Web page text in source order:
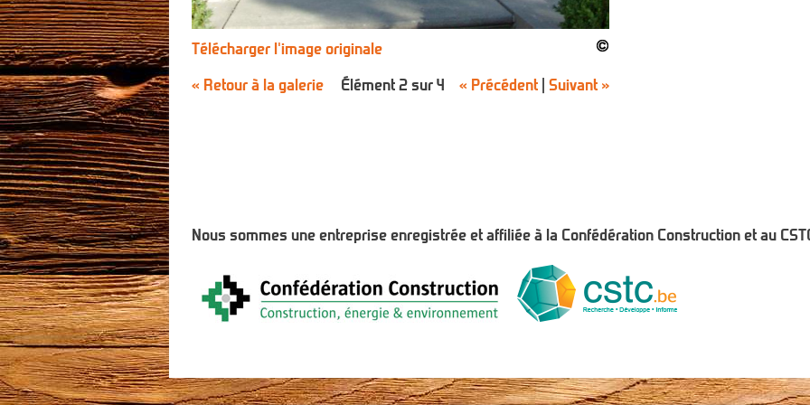
Télécharger l'image originale
« Retour à la galerie
Élément 2 sur 4 « Précédent Suivant »
Nous sommes une entreprise enregistrée et affiliée à la Confédération Construction et au